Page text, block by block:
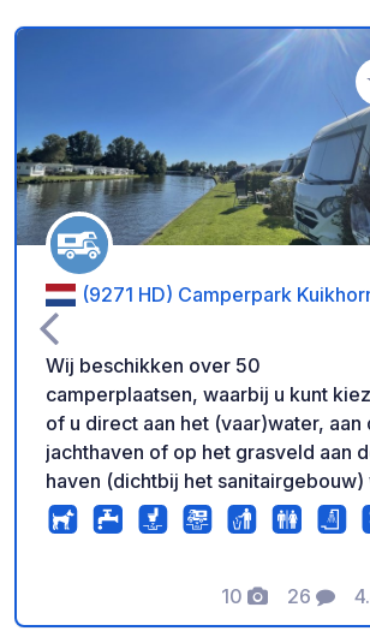
(9271 HD) Camperpark
Wij beschikken over 50
camperplaatsen, waarbij u kunt
of u direct aan het (vaar)water, aan
jachthaven of op het grasveld aan
haven (dichtbij het sanitairgebouw)
staan. Alle plaatsen zijn voorzien
stroompalen (10 Amph). Er zijn
vaarwater, waar vissers naar harte
kunnen vissen. Dit zijn ook
10
Foto's
26